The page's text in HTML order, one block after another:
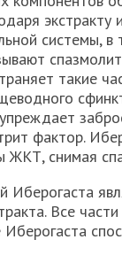
экстракту
системы,
такие
фактор.
ЖКТ, снимая
Все
Иберогаста